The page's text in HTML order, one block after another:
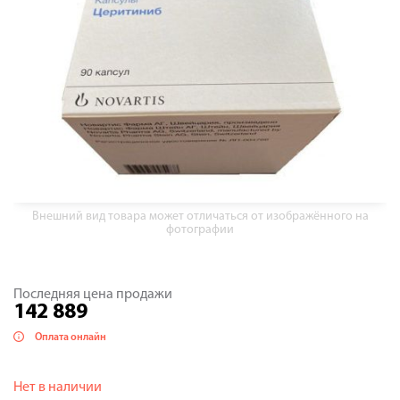
Внешний вид товара может отличаться от изображённого на
фотографии
Последняя цена продажи
142 889
Оплата онлайн
Нет в наличии